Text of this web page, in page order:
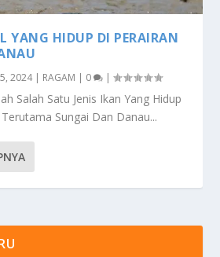
YANG HIDUP DI PERAIRAN
2024| RAGAM | 0 |
Salah Satu Jenis Ikan Yang Hidup
Sungai Dan Danau...